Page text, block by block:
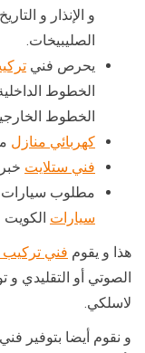
و الإنذار و
الصليبيخات.
يحرص فني
الخطوط
الخطوط
كهربائي منازل
فني ستلايت خبرة 20 عاما
مطلوب سيارات
سيارات الكويت
هذا و يقوم فني تركيب
الصوتي أو التقليدي
لاسلكي.
و نقوم أيضا بتوفير